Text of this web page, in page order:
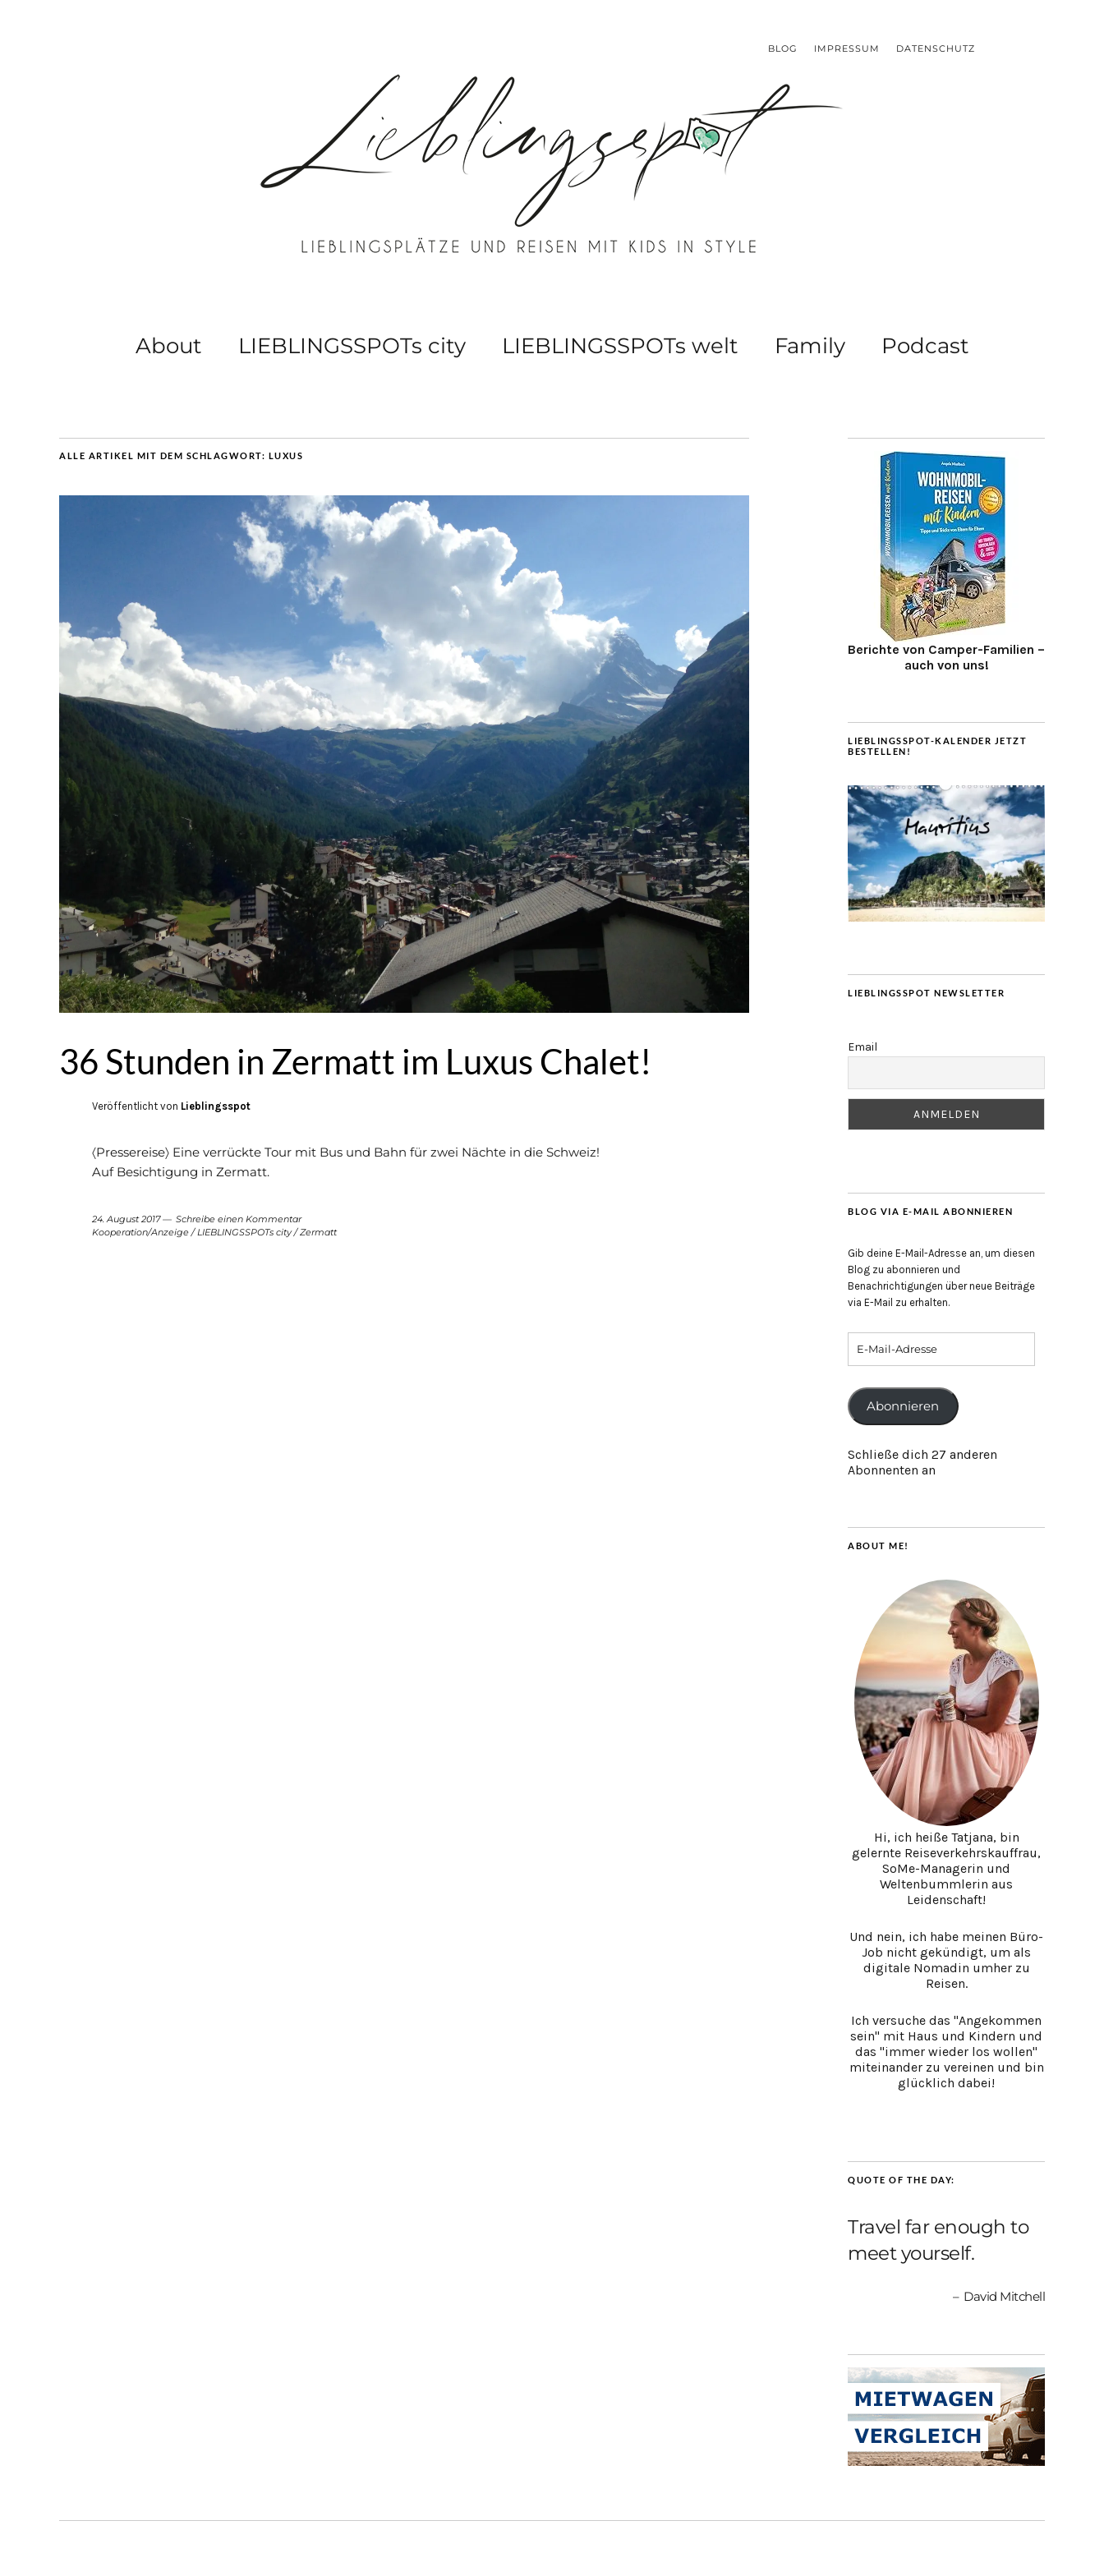
BLOG IMPRESSUM DATENSCHUTZ
About LIEBLINGSSPOTs city LIEBLINGSSPOTs welt Family Podcast
ALLE ARTIKEL MIT DEM SCHLAGWORT: LUXUS
36 Stunden in Zermatt im Luxus Chalet!
Veröffentlicht von Lieblingsspot
〈Pressereise〉 Eine verrückte Tour mit Bus und Bahn für zwei Nächte in die Schweiz!
Auf Besichtigung in Zermatt.
24. August 2017
Schreibe einen Kommentar
Kooperation/Anzeige/LIEBLINGSSPOTs city/Zermatt
Berichte von Camper-Familien –
auch von uns!
LIEBLINGSSPOT-KALENDER JETZT
BESTELLEN!
LIEBLINGSSPOT NEWSLETTER
Email
BLOG VIA E-MAIL ABONNIEREN
Gib deine E-Mail-Adresse an, um diesen
Blog zu abonnieren und
Benachrichtigungen über neue Beiträge
via E-Mail zu erhalten.
Abonnieren
Schließe dich 27 anderen
Abonnenten an
ABOUT ME!
Hi, ich heiße Tatjana, bin
gelernte Reiseverkehrskauffrau,
SoMe-Managerin und
Weltenbummlerin aus
Leidenschaft!
Und nein, ich habe meinen Büro-
Job nicht gekündigt, um als
digitale Nomadin umher zu
Reisen.
Ich versuche das "Angekommen
sein" mit Haus und Kindern und
das "immer wieder los wollen"
miteinander zu vereinen und bin
glücklich dabei!
QUOTE OF THE DAY:
Travel far enough to
meet yourself.
David Mitchell